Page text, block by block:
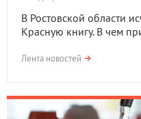
В Ростовской области
Красную книгу. В чем
Лента новостей